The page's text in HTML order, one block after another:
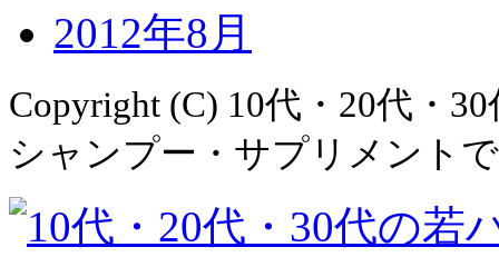
2012年8月
Copyright (C) 10代・20代・
シャンプー・サプリメント